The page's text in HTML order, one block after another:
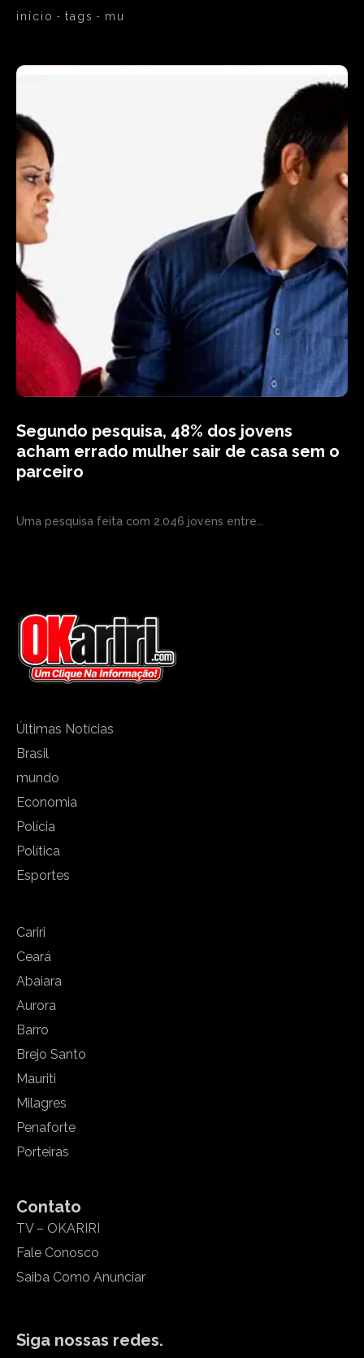
início tags mu
Segundo pesquisa, 48% dos jovens
acham errado mulher sair de casa sem o
parceiro
Uma pesquisa feita com 2.046 jovens entre...
Últimas Notícias
Brasil
mundo
Economia
Polícia
Política
Esportes
Cariri
Ceará
Abaiara
Aurora
Barro
Brejo Santo
Mauriti
Milagres
Penaforte
Porteiras
Contato
TV – OKARIRI
Fale Conosco
Saiba Como Anunciar
Siga nossas redes.